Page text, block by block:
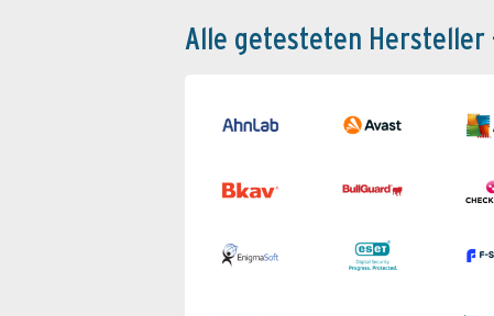
Alle getesteten Hersteller